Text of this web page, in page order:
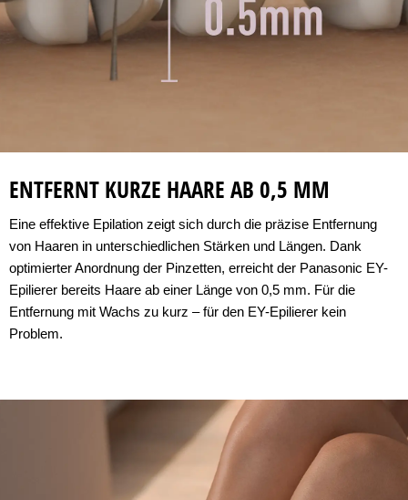
ENTFERNT KURZE HAARE AB 0,5 MM
Eine effektive Epilation zeigt sich durch die präzise Entfernung
von Haaren in unterschiedlichen Stärken und Längen. Dank
optimierter Anordnung der Pinzetten, erreicht der Panasonic EY-
Epilierer bereits Haare ab einer Länge von 0,5 mm. Für die
Entfernung mit Wachs zu kurz – für den EY-Epilierer kein
Problem.